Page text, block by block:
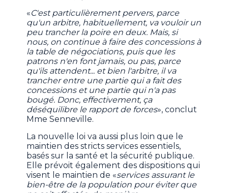
«C'est particulièrement pervers, parce
qu'un arbitre, habituellement, va vouloir un
peu trancher la poire en deux. Mais, si
nous, on continue à faire des concessions à
la table de négociations, puis que les
patrons n'en font jamais, ou pas, parce
qu'ils attendent... et bien l'arbitre, il va
trancher entre une partie qui a fait des
concessions et une partie qui n'a pas
bougé. Donc, effectivement, ça
déséquilibre le rapport de forces», conclut
Mme Senneville.
La nouvelle loi va aussi plus loin que le
maintien des stricts services essentiels,
basés sur la santé et la sécurité publique.
Elle prévoit également des dispositions qui
visent le maintien de «services assurant le
bien-être de la population pour éviter que